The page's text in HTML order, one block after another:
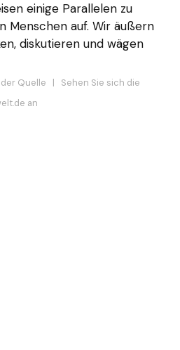
einige Parallelen zu
Menschen auf. Wir äußern
diskutieren und wägen
Quelle | Sehen Sie sich die
an